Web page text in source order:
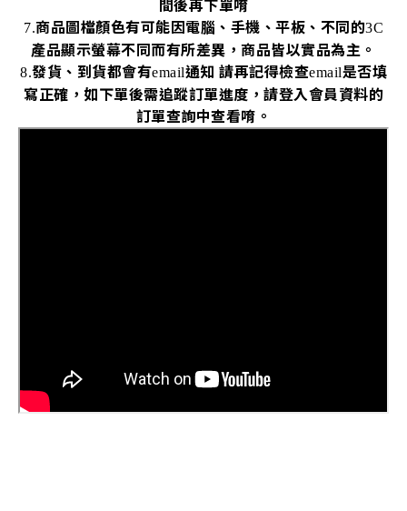
間後再下單唷
7.商品圖檔顏色有可能因電腦、手機、平板、不同的3C
產品顯示螢幕不同而有所差異，商品皆以實品為主。
8.發貨、到貨都會有email通知 請再記得檢查email是否填
寫正確，如下單後需追蹤訂單進度，請登入會員資料的
訂單查詢中查看唷。